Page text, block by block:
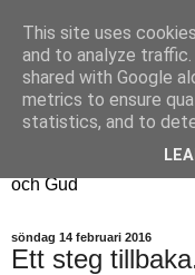
Fyren
Fyren finns för att
För att påminna om
Här samsas jakt,
och Gud
söndag 14 februari 2016
Ett steg
This site uses
and to analyze traffic.
shared with Google
metrics to ensure
statistics, and to